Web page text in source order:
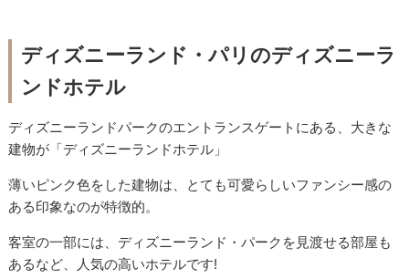
ディズニーランド・パリのディズニーラ
ンドホテル
ディズニーランドパークのエントランスゲートにある、大きな
建物が「ディズニーランドホテル」
薄いピンク色をした建物は、とても可愛らしいファンシー感の
ある印象なのが特徴的。
客室の一部には、ディズニーランド・パークを見渡せる部屋も
あるなど、人気の高いホテルです!